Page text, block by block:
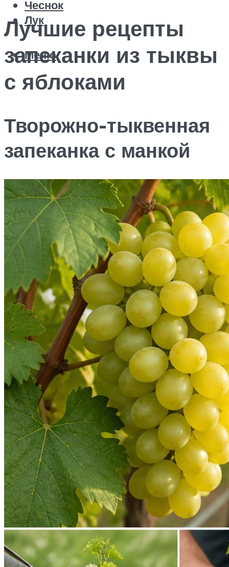
Чеснок
Лук
Меню
Лучшие рецепты
запеканки из тыквы
с яблоками
Творожно-тыквенная
запеканка с манкой